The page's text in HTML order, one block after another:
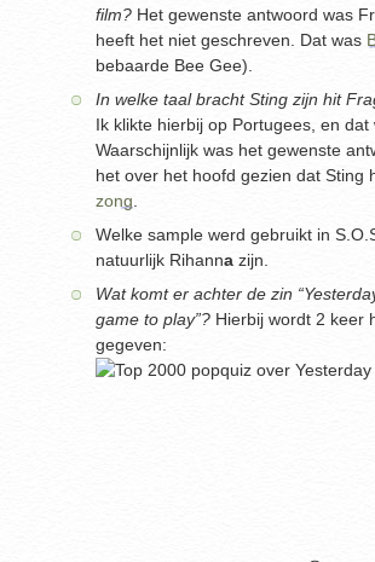
film? Het gewenste antwoord was
heeft het niet geschreven. Dat was
bebaarde Bee Gee).
In welke taal bracht Sting zijn hit
Ik klikte hierbij op Portugees, en
Waarschijnlijk was het gewenste
het over het hoofd gezien dat Sting
zong
Welke sample werd gebruikt in
natuurlijk Rihanna zijn.
Wat komt er achter de zin
game to play”? Hierbij wordt 2 keer
gegeven: